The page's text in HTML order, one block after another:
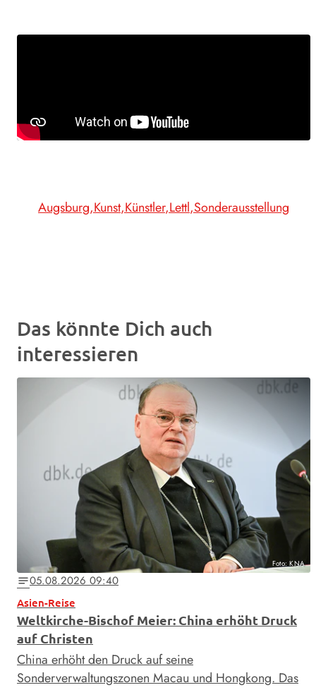
Augsburg Kunst Künstler Lettl Sonderausstellung
Das könnte Dich auch
interessieren
Foto: KNA
notes05.08.2026 09:40
Asien-Reise
Weltkirche-Bischof Meier: China erhöht Druck
auf Christen
China erhöht den Druck auf seine
Sonderverwaltungszonen Macau und Hongkong. Das